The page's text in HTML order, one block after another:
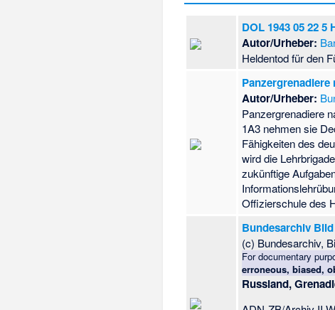
DOL 1943 05 22
Autor/Urheber:
Heldentod für den
Panzergrenadiere
Autor/Urheber:
Panzergrenadiere
1A3 nehmen sie
Fähigkeiten des
wird die
zukünftige
Offizierschule des
Bundesarchiv
(c) Bundesarchiv,
For documentary
erroneous, biased,
Russland,